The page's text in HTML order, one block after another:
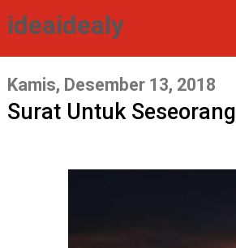
ideaidealy
Kamis, Desember 13, 2018
Surat Untuk Seseorang